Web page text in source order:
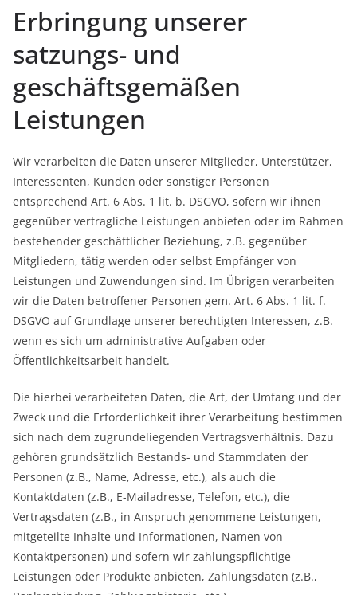
Erbringung unserer
satzungs- und
geschäftsgemäßen
Leistungen
Wir verarbeiten die Daten unserer Mitglieder, Unterstützer,
Interessenten, Kunden oder sonstiger Personen
entsprechend Art. 6 Abs. 1 lit. b. DSGVO, sofern wir ihnen
gegenüber vertragliche Leistungen anbieten oder im Rahmen
bestehender geschäftlicher Beziehung, z.B. gegenüber
Mitgliedern, tätig werden oder selbst Empfänger von
Leistungen und Zuwendungen sind. Im Übrigen verarbeiten
wir die Daten betroffener Personen gem. Art. 6 Abs. 1 lit. f.
DSGVO auf Grundlage unserer berechtigten Interessen, z.B.
wenn es sich um administrative Aufgaben oder
Öffentlichkeitsarbeit handelt.
Die hierbei verarbeiteten Daten, die Art, der Umfang und der
Zweck und die Erforderlichkeit ihrer Verarbeitung bestimmen
sich nach dem zugrundeliegenden Vertragsverhältnis. Dazu
gehören grundsätzlich Bestands- und Stammdaten der
Personen (z.B., Name, Adresse, etc.), als auch die
Kontaktdaten (z.B., E-Mailadresse, Telefon, etc.), die
Vertragsdaten (z.B., in Anspruch genommene Leistungen,
mitgeteilte Inhalte und Informationen, Namen von
Kontaktpersonen) und sofern wir zahlungspflichtige
Leistungen oder Produkte anbieten, Zahlungsdaten (z.B.,